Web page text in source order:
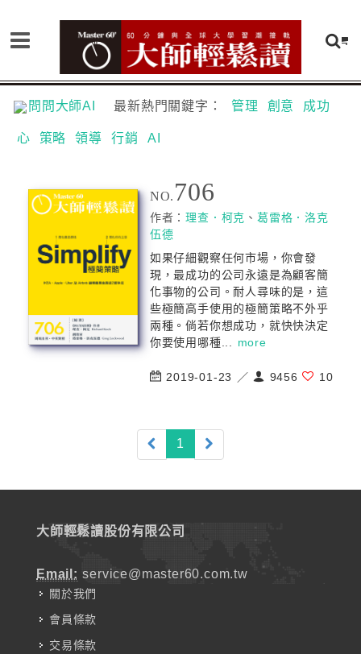
問問大師AI 最新熱門關鍵字： 管理 創意 成功
心 策略 領導 行銷 AI
NO. 706
作者：理查．柯克 、葛雷格．洛克
伍德
如果仔細觀察任何市場，你會發
現，最成功的公司永遠是為顧客簡
化事物的公司。耐人尋味的是，這
些極簡高手使用的極簡策略不外乎
兩種。倘若你想成功，就快快決定
你要使用哪種... more
2019-01-23 ／ 9456 10
1 (current)
大師輕鬆讀股份有限公司
Email: service@master60.com.tw
關於我們
會員條款
交易條款